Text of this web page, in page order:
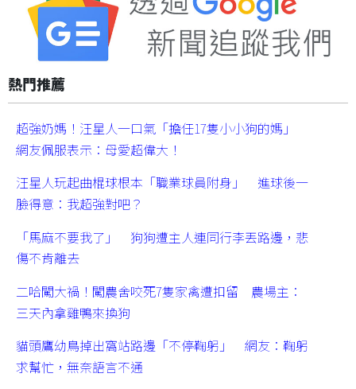
熱門推薦
超強奶媽！汪星人一口氣「擔任17隻小小狗的媽」
網友佩服表示：母愛超偉大！
汪星人玩起曲棍球根本「職業球員附身」 進球後一
臉得意：我超強對吧？
「馬麻不要我了」 狗狗遭主人連同行李丟路邊，悲
傷不肯離去
二哈闖大禍！闖農舍咬死7隻家禽遭扣留 農場主：
三天內拿雞鴨來換狗
貓頭鷹幼鳥掉出窩站路邊「不停鞠躬」 網友：鞠躬
求幫忙，無奈語言不通